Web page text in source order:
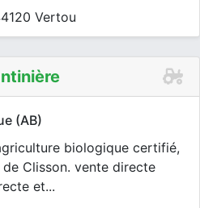
Vertou
(AB)
biologique certifié,
Clisson. vente directe
et...